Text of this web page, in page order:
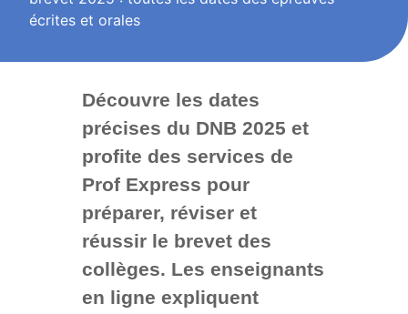
écrites et orales
Découvre les dates
précises du DNB 2025 et
profite des services de
Prof Express pour
préparer, réviser et
réussir le brevet des
collèges. Les enseignants
en ligne expliquent